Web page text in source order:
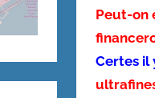
Peut-on
Certes il